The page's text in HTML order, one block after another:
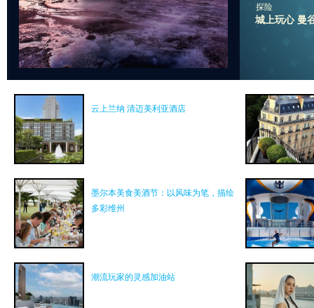
探险
城上玩心 曼
云上兰纳 清迈美利亚酒店
墨尔本美食美酒节：以风味为笔，描绘
多彩维州
潮流玩家的灵感加油站